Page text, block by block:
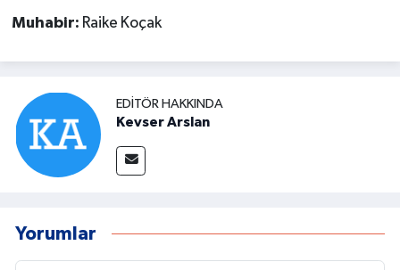
Muhabir: Raike Koçak
EDITÖR HAKKINDA
Kevser Arslan
Yorumlar